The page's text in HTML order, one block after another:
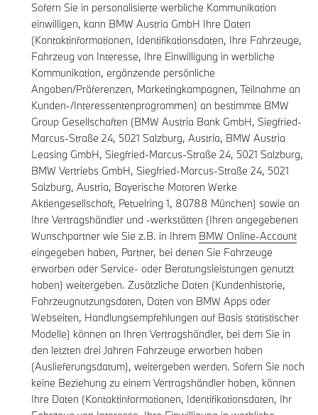
Sofern Sie in personalisierte werbliche Kommunikation
einwilligen, kann BMW Austria GmbH Ihre Daten
(Kontaktinformationen, Identifikationsdaten, Ihre Fahrzeuge,
Fahrzeug von Interesse, Ihre Einwilligung in werbliche
Kommunikation, ergänzende persönliche
Angaben/Präferenzen, Marketingkampagnen, Teilnahme an
Kunden-/Interessentenprogrammen) an bestimmte BMW
Group Gesellschaften (BMW Austria Bank GmbH, Siegfried-
Marcus-Straße 24, 5021 Salzburg, Austria, BMW Austria
Leasing GmbH, Siegfried-Marcus-Straße 24, 5021 Salzburg,
BMW Vertriebs GmbH, Siegfried-Marcus-Straße 24, 5021
Salzburg, Austria, Bayerische Motoren Werke
Aktiengesellschaft, Petuelring 1, 80788 München) sowie an
Ihre Vertragshändler und -werkstätten (Ihren angegebenen
Wunschpartner wie Sie z.B. in Ihrem BMW Online-Account
eingegeben haben, Partner, bei denen Sie Fahrzeuge
erworben oder Service- oder Beratungsleistungen genutzt
haben) weitergeben. Zusätzliche Daten (Kundenhistorie,
Fahrzeugnutzungsdaten, Daten von BMW Apps oder
Webseiten, Handlungsempfehlungen auf Basis statistischer
Modelle) können an Ihren Vertragshändler, bei dem Sie in
den letzten drei Jahren Fahrzeuge erworben haben
(Auslieferungsdatum), weitergeben werden. Sofern Sie noch
keine Beziehung zu einem Vertragshändler haben, können
Ihre Daten (Kontaktinformationen, Identifikationsdaten, Ihr